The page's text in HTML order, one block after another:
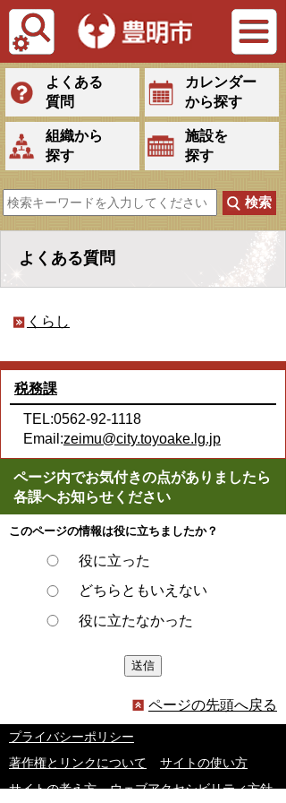
Tiếng Việt
よくある
質問
カレンダー
から探す
組織から
探す
施設を
探す
よくある質問
くらし
税務課
TEL:0562-92-1118
Email:zeimu@city.toyoake.lg.jp
ページ内でお気付きの点がありましたら
各課へお知らせください
このページの情報は役に立ちましたか？
役に立った
どちらともいえない
役に立たなかった
ページの先頭へ戻る
プライバシーポリシー
著作権とリンクについて
サイトの使い方
サイトの考え方
ウェブアクセシビリティ方針